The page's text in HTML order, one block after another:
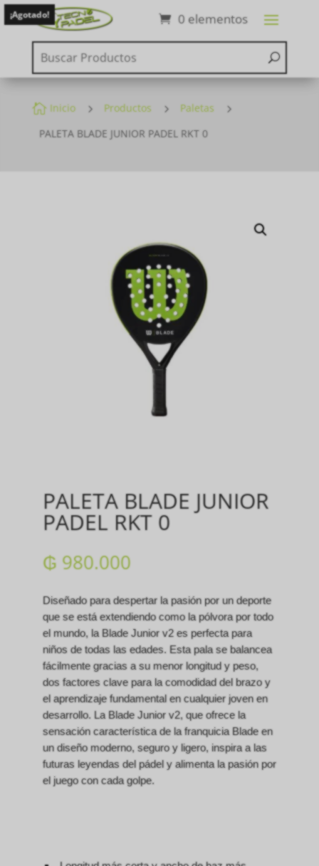
0 elementos
¡Agotado!
 Inicio 5 Productos 5 Paletas 5
PALETA BLADE JUNIOR PADEL RKT 0
PALETA BLADE JUNIOR
PADEL RKT 0
₲ 980.000
Diseñado para despertar la pasión por un deporte
que se está extendiendo como la pólvora por todo
el mundo, la Blade Junior v2 es perfecta para
niños de todas las edades. Esta pala se balancea
fácilmente gracias a su menor longitud y peso,
dos factores clave para la comodidad del brazo y
el aprendizaje fundamental en cualquier joven en
desarrollo. La Blade Junior v2, que ofrece la
sensación característica de la franquicia Blade en
un diseño moderno, seguro y ligero, inspira a las
futuras leyendas del pádel y alimenta la pasión por
el juego con cada golpe.